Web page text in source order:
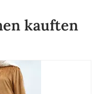
kauften